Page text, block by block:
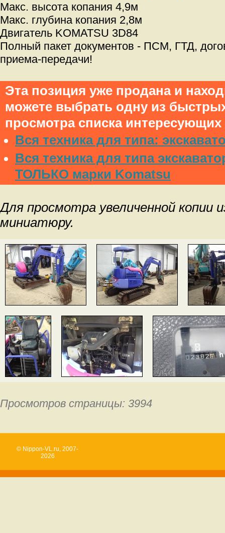
Макс. высота копания 4,9м
Макс. глубина копания 2,8м
Двигатель KOMATSU 3D84
Полный пакет документов - ПСМ, ГТД,
приема-передачи!
Эта позиция уже продана и
можете выбрать одну из
просмотра списка
Вся техника для типа:
Вся техника для типа
ТОЛЬКО марки Komatsu
Для просмотра увеличенной копии
миниатюру.
Просмотров страницы: 3994
© Nippon-VL.ru, 2007-
2026